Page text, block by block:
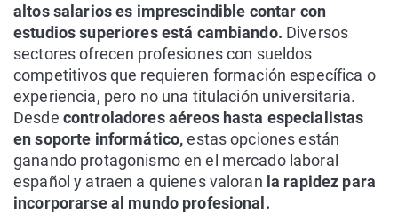
altos salarios es imprescindible contar con
estudios superiores está cambiando. Diversos
sectores ofrecen profesiones con sueldos
competitivos que requieren formación específica o
experiencia, pero no una titulación universitaria.
Desde controladores aéreos hasta especialistas
en soporte informático,estas opciones están
ganando protagonismo en el mercado laboral
español y atraen a quienes valoran la rapidez para
incorporarse al mundo profesional.